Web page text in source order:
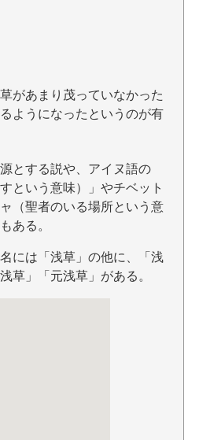
があまり茂っていなかった
ようになったというのが有
とする説や、アイヌ語の
という意味）」やチベット
（聖者のいる場所という意
ある。
には「浅草」の他に、「浅
草」「元浅草」がある。